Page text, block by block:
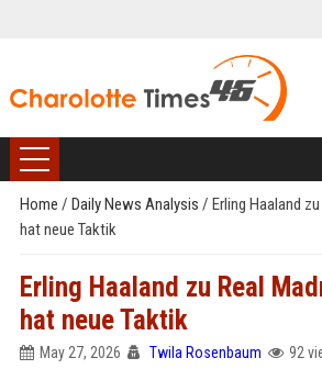
Home / Daily News Analysis / Erling Haaland
hat neue Taktik
Erling Haaland zu Real
hat neue Taktik
May 27, 2026 Twila Rosenbaum 92